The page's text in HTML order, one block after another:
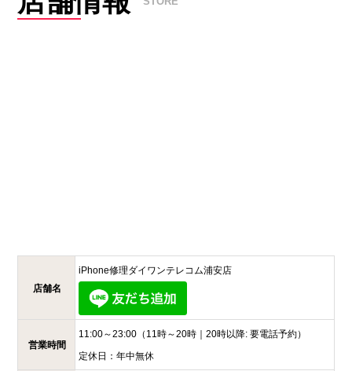
店舗名
iPhone修理ダイワンテレコム浦安店
営業時間
11:00～23:00（11時～20時｜20時以降: 要電話予約）
定休日： 年中無休